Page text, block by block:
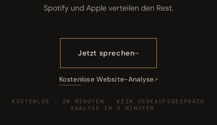
Spotify und Apple verteilen den Rest.
Jetzt sprechen
Kostenlose Website-Analyse
KOSTENLOS · 20 MINUTEN · KEIN VERKAUFSGESPRÄCH
· ANALYSE IN 3 MINUTEN